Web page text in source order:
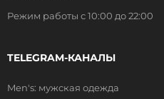
Режим работы с 10:00 до 22:00
TELEGRAM-КАНАЛЫ
Men's: мужская одежда